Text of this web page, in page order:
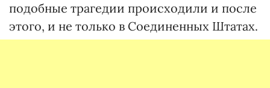
подобные трагедии происходили и после
этого, и не только в Соединенных Штатах.